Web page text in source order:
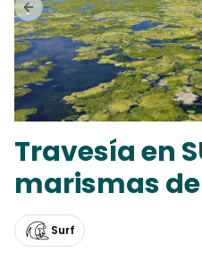
Previous slide
Travesía en
marismas
Surf